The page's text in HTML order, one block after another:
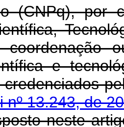
(CNPq), por
coordenação
e
nº 13.243, de
neste